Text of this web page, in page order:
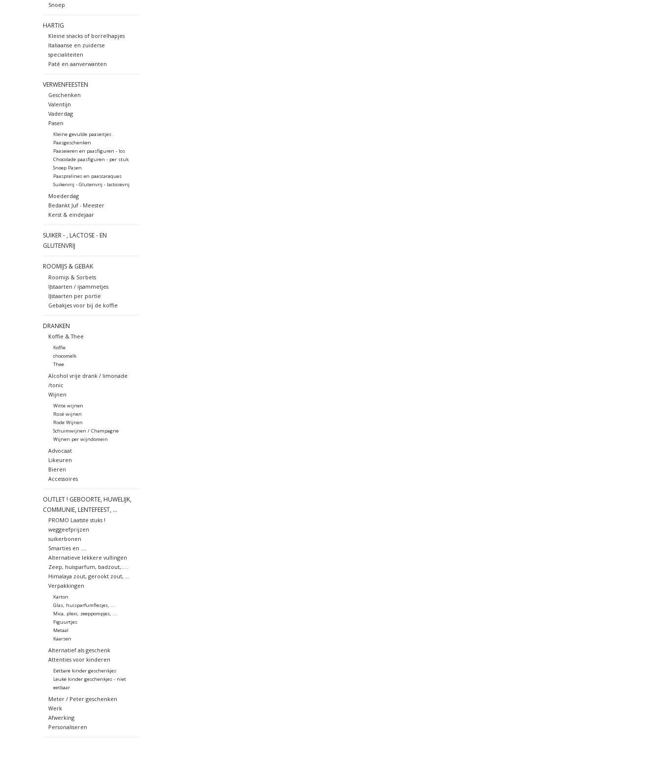
Snoep
HARTIG
Kleine snacks of borrelhapjes
Italiaanse en zuiderse
specialiteiten
Paté en aanverwanten
VERWENFEESTEN
Geschenken
Valentijn
Vaderdag
Pasen
Kleine gevulde paaseitjes .
Paasgeschenken
Paaseieren en paasfiguren - los
Chocolade paasfiguren - per stuk
Snoep Pasen
Paaspralines en paascaraques
Suikervrij - Glutenvrij - lactosevrij
Moederdag
Bedankt Juf - Meester
Kerst & eindejaar
SUIKER - , LACTOSE - EN
GLUTENVRIJ
ROOMIJS & GEBAK
Roomijs & Sorbets
IJstaarten / ijsammetjes
IJstaarten per portie
Gebakjes voor bij de koffie
DRANKEN
Koffie & Thee
Koffie
chocomelk
Thee
Alcohol vrije drank / limonade
/tonic
Wijnen
Witte wijnen
Rosé wijnen
Rode Wijnen
Schuimwijnen / Champagne
Wijnen per wijndomein
Advocaat
Likeuren
Bieren
Accessoires
OUTLET ! GEBOORTE, HUWELIJK,
COMMUNIE, LENTEFEEST, ...
PROMO Laatste stuks !
weggeefprijzen
suikerbonen
Smarties en ....
Alternatieve lekkere vullingen
Zeep, huisparfum, badzout,.....
Himalaya zout, gerookt zout, ...
Verpakkingen
Karton
Glas, huisparfumflesjes, ...
Mica, plexi, zeeppompjes, ...
Figuurtjes
Metaal
Kaarsen
Alternatief als geschenk
Attenties voor kinderen
Eetbare kinder geschenkjes
Leuke kinder geschenkjes - niet
eetbaar
Meter / Peter geschenken
Werk
Afwerking
Personaliseren